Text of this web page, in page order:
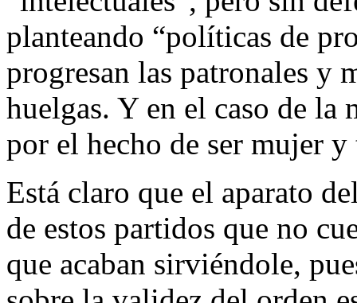
planteando “políticas de
progresan las patronales y
huelgas. Y en el caso de la
por el hecho de ser mujer y
Está claro que el aparato
de estos partidos que no
que acaban sirviéndole,